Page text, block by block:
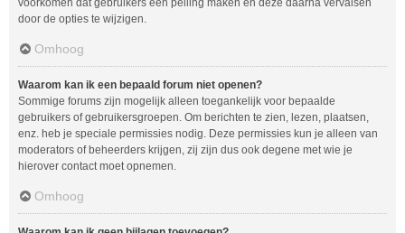
voorkomen dat gebruikers een peiling maken en deze daarna vervalsen
door de opties te wijzigen.
Omhoog
Waarom kan ik een bepaald forum niet openen?
Sommige forums zijn mogelijk alleen toegankelijk voor bepaalde
gebruikers of gebruikersgroepen. Om berichten te zien, lezen, plaatsen,
enz. heb je speciale permissies nodig. Deze permissies kun je alleen van
moderators of beheerders krijgen, zij zijn dus ook degene met wie je
hierover contact moet opnemen.
Omhoog